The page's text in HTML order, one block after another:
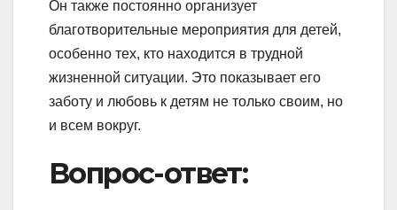
Он также постоянно организует
благотворительные мероприятия для детей,
особенно тех, кто находится в трудной
жизненной ситуации. Это показывает его
заботу и любовь к детям не только своим, но
и всем вокруг.
Вопрос-ответ: